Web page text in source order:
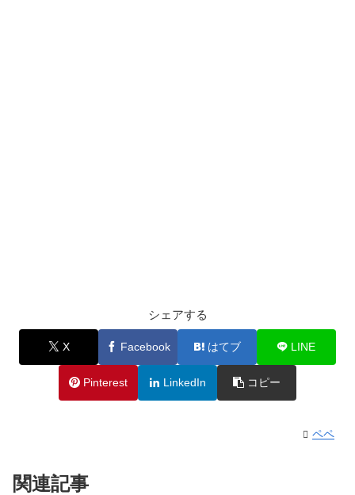
シェアする
X Facebook はてブ LINE
Pinterest LinkedIn コピー
ペペ
関連記事